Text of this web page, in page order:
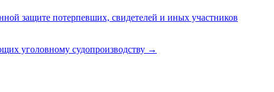
защите потерпевших, свидетелей и иных участников
уголовному судопроизводству →